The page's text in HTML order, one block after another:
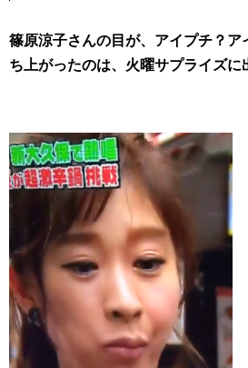
篠原涼子さんの目が、アイプチ？ア
ち上がったのは、火曜サプライズに